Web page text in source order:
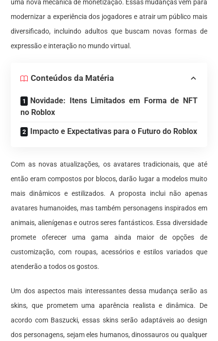
uma nova mecânica de monetização. Essas mudanças vêm para
modernizar a experiência dos jogadores e atrair um público mais
diversificado, incluindo adultos que buscam novas formas de
expressão e interação no mundo virtual.
Conteúdos da Matéria
Novidade: Itens Limitados em Forma de NFT
no Roblox
Impacto e Expectativas para o Futuro do Roblox
Com as novas atualizações, os avatares tradicionais, que até
então eram compostos por blocos, darão lugar a modelos muito
mais dinâmicos e estilizados. A proposta inclui não apenas
avatares humanoides, mas também personagens inspirados em
animais, alienígenas e outros seres fantásticos. Essa diversidade
promete oferecer uma gama ainda maior de opções de
customização, com roupas, acessórios e estilos variados que
atenderão a todos os gostos.
Um dos aspectos mais interessantes dessa mudança serão as
skins, que prometem uma aparência realista e dinâmica. De
acordo com Baszucki, essas skins serão adaptáveis ao design
dos personagens, sejam eles humanos, dinossauros ou qualquer